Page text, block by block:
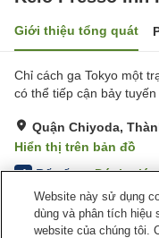
Giới thiệu tổng quát
Chỉ cách ga Tokyo một
có thể tiếp cận bảy tuyến
Quận Chiyoda,
Hiển thị trên bản đồ
4 Rất tốt Đánh giá:
Tiện nghi chỗ nghỉ
Website này sử dụng
dùng và phân tích
website của chúng tôi.